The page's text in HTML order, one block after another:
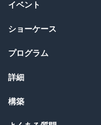
イベント
ショーケース
プログラム
詳細
構築